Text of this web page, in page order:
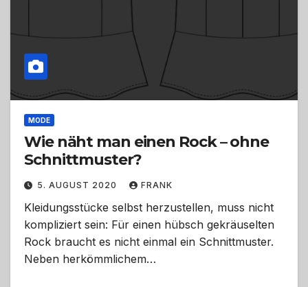
MODE
Wie näht man einen Rock – ohne
Schnittmuster?
5. AUGUST 2020 FRANK
Kleidungsstücke selbst herzustellen, muss nicht
kompliziert sein: Für einen hübsch gekräuselten
Rock braucht es nicht einmal ein Schnittmuster.
Neben herkömmlichem…